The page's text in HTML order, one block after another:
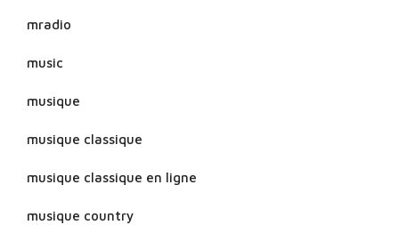
mradio
music
musique
musique classique
musique classique en ligne
musique country